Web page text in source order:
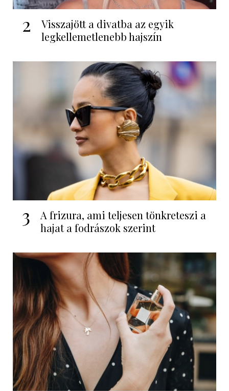
2
Visszajött a divatba az egyik
legkellemetlenebb hajszín
3
A frizura, ami teljesen tönkreteszi a
hajat a fodrászok szerint